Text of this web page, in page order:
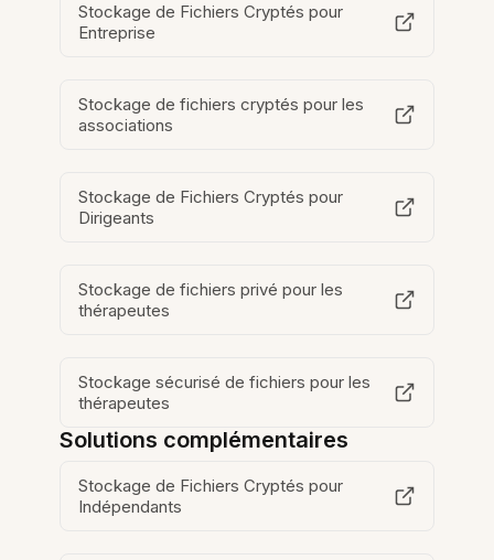
Stockage de Fichiers Cryptés pour
Entreprise
Stockage de fichiers cryptés pour les
associations
Stockage de Fichiers Cryptés pour
Dirigeants
Stockage de fichiers privé pour les
thérapeutes
Stockage sécurisé de fichiers pour les
thérapeutes
Solutions complémentaires
Stockage de Fichiers Cryptés pour
Indépendants